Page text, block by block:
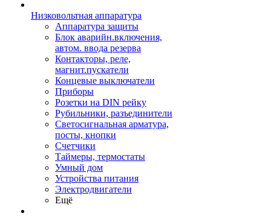
Низковольтная аппаратура
Аппаратура защиты
Блок аварийн.включения,
автом. ввода резерва
Контакторы, реле,
магнит.пускатели
Концевые выключатели
Приборы
Розетки на DIN рейку
Рубильники, разъединители
Светосигнальная арматура,
посты, кнопки
Счетчики
Таймеры, термостаты
Умный дом
Устройства питания
Электродвигатели
Ещё